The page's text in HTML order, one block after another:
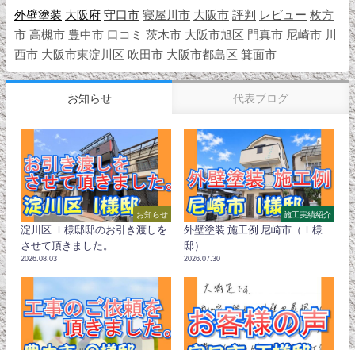
外壁塗装 大阪府 守口市 寝屋川市 大阪市 評判 レビュー 枚方
市 高槻市 豊中市 口コミ 茨木市 大阪市旭区 門真市 尼崎市 川
西市 大阪市東淀川区 吹田市 大阪市都島区 箕面市
お知らせ 代表ブログ
お知らせ
淀川区 Ｉ様邸邸のお引き渡しを
させて頂きました。
2026.08.03
施工実績紹介
外壁塗装 施工例 尼崎市（Ｉ様
邸）
2026.07.30